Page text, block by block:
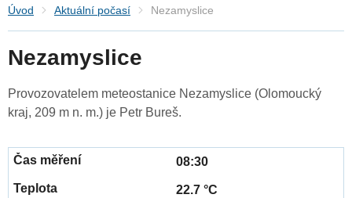
Úvod Aktuální počasí Nezamyslice
Nezamyslice
Provozovatelem meteostanice Nezamyslice (Olomoucký
kraj, 209 m n. m.) je Petr Bureš.
08:30
22.7 °C